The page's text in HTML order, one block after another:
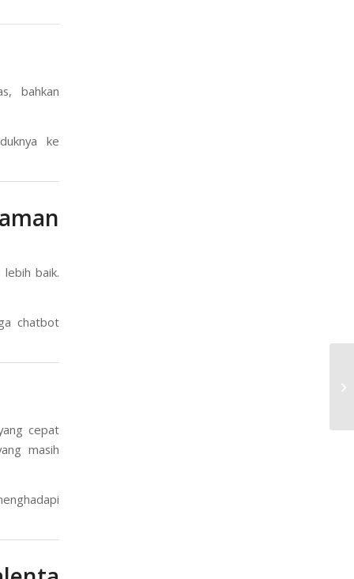
bahkan
ke
baik.
chatbot
cepat
masih